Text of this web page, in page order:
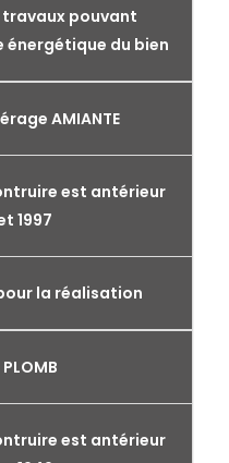
travaux pouvant
du bien
AMIANTE
est antérieur
1997
la réalisation
est antérieur